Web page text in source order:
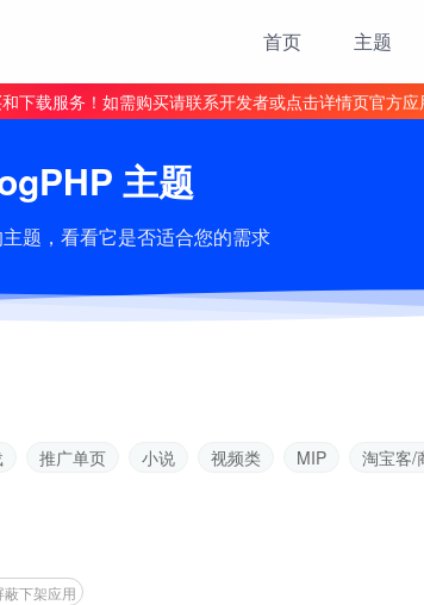
首页 主题
载服务！如需购买请联系开发者或点击详情页官方应
主题
题，看看它是否适合您的需求
推广单页 小说 视频类 MIP 淘宝客/
蔽下架应用